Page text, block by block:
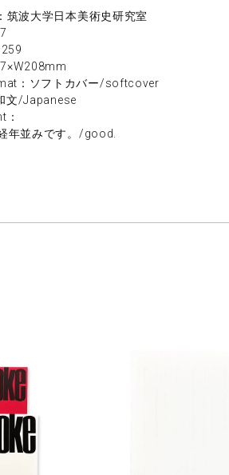
筑波大学日本美術史研究室
：ソフトカバー/softcover
文/Japanese
年並みです。/good.